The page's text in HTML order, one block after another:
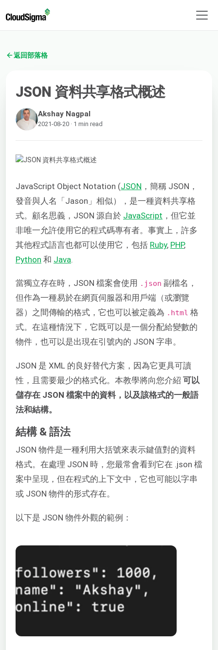
返回部落格
JSON 資料共享格式概述
Akshay Nagpal
2021-08-20 · 1 min read
JavaScript Object Notation (JSON ，簡稱 JSON，
發音與人名「Jason」相似），是一種資料共享格
式。顧名思義，JSON 源自於 JavaScript ，但它並
非唯一允許使用它的程式碼專有者。事實上，許多
其他程式語言也都可以使用它，包括 Ruby, PHP,
Python 和 Java
當獨立存在時，JSON 檔案會使用 .json 副檔名，
但作為一種易於在網頁伺服器和用戶端（或瀏覽
器）之間傳輸的格式，它也可以被定義為 .html 格
式。在這種情況下，它既可以是一個分配給變數的
物件，也可以是出現在引號內的 JSON 字串。
JSON 是 XML 的良好替代方案，因為它更具可讀
性，且需要最少的格式化。本教學將向您介紹 可以
儲存在 JSON 檔案中的資料，以及該格式的一般語
法和結構。
結構 & 語法
JSON 物件是一種利用大括號來表示鍵值對的資料
格式。在處理 JSON 時，您最常會看到它在 .json 檔
案中呈現，但在程式的上下文中，它也可能以字串
或 JSON 物件的形式存在。
以下是 JSON 物件外觀的範例：